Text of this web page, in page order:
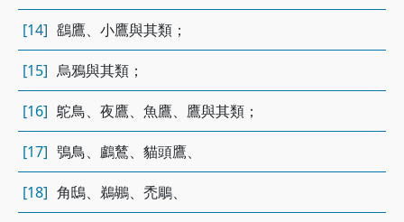
[14] 鷂鷹、小鷹與其類；
[15] 烏鴉與其類；
[16] 鴕鳥、夜鷹、魚鷹、鷹與其類；
[17] 鴞鳥、鸕鶿、貓頭鷹、
[18] 角鴟、鵜鶘、禿鵰、